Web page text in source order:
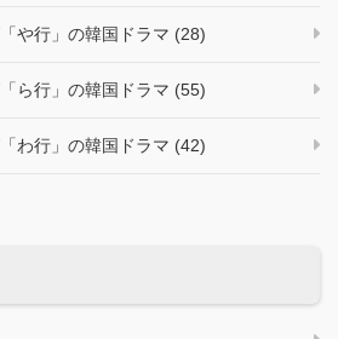
や行」の韓国ドラマ (28)
ら行」の韓国ドラマ (55)
わ行」の韓国ドラマ (42)